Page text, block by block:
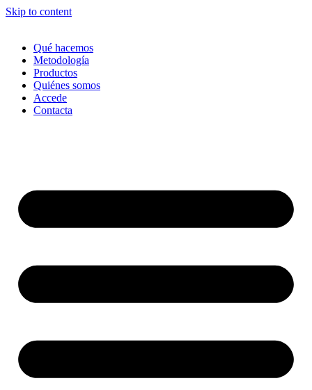
Skip to content
Qué hacemos
Metodología
Productos
Quiénes somos
Accede
Contacta